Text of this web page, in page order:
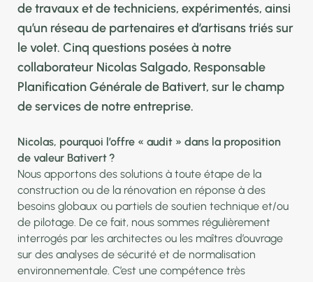
de travaux et de techniciens, expérimentés, ainsi
qu’un réseau de partenaires et d’artisans triés sur
le volet. Cinq questions posées à notre
collaborateur Nicolas Salgado, Responsable
Planification Générale de Bativert, sur le champ
de services de notre entreprise.
Nicolas, pourquoi l’offre « audit » dans la proposition
de valeur Bativert ?
Nous apportons des solutions à toute étape de la
construction ou de la rénovation en réponse à des
besoins globaux ou partiels de soutien technique et/ou
de pilotage. De ce fait, nous sommes régulièrement
interrogés par les architectes ou les maîtres d’ouvrage
sur des analyses de sécurité et de normalisation
environnementale. C’est une compétence très